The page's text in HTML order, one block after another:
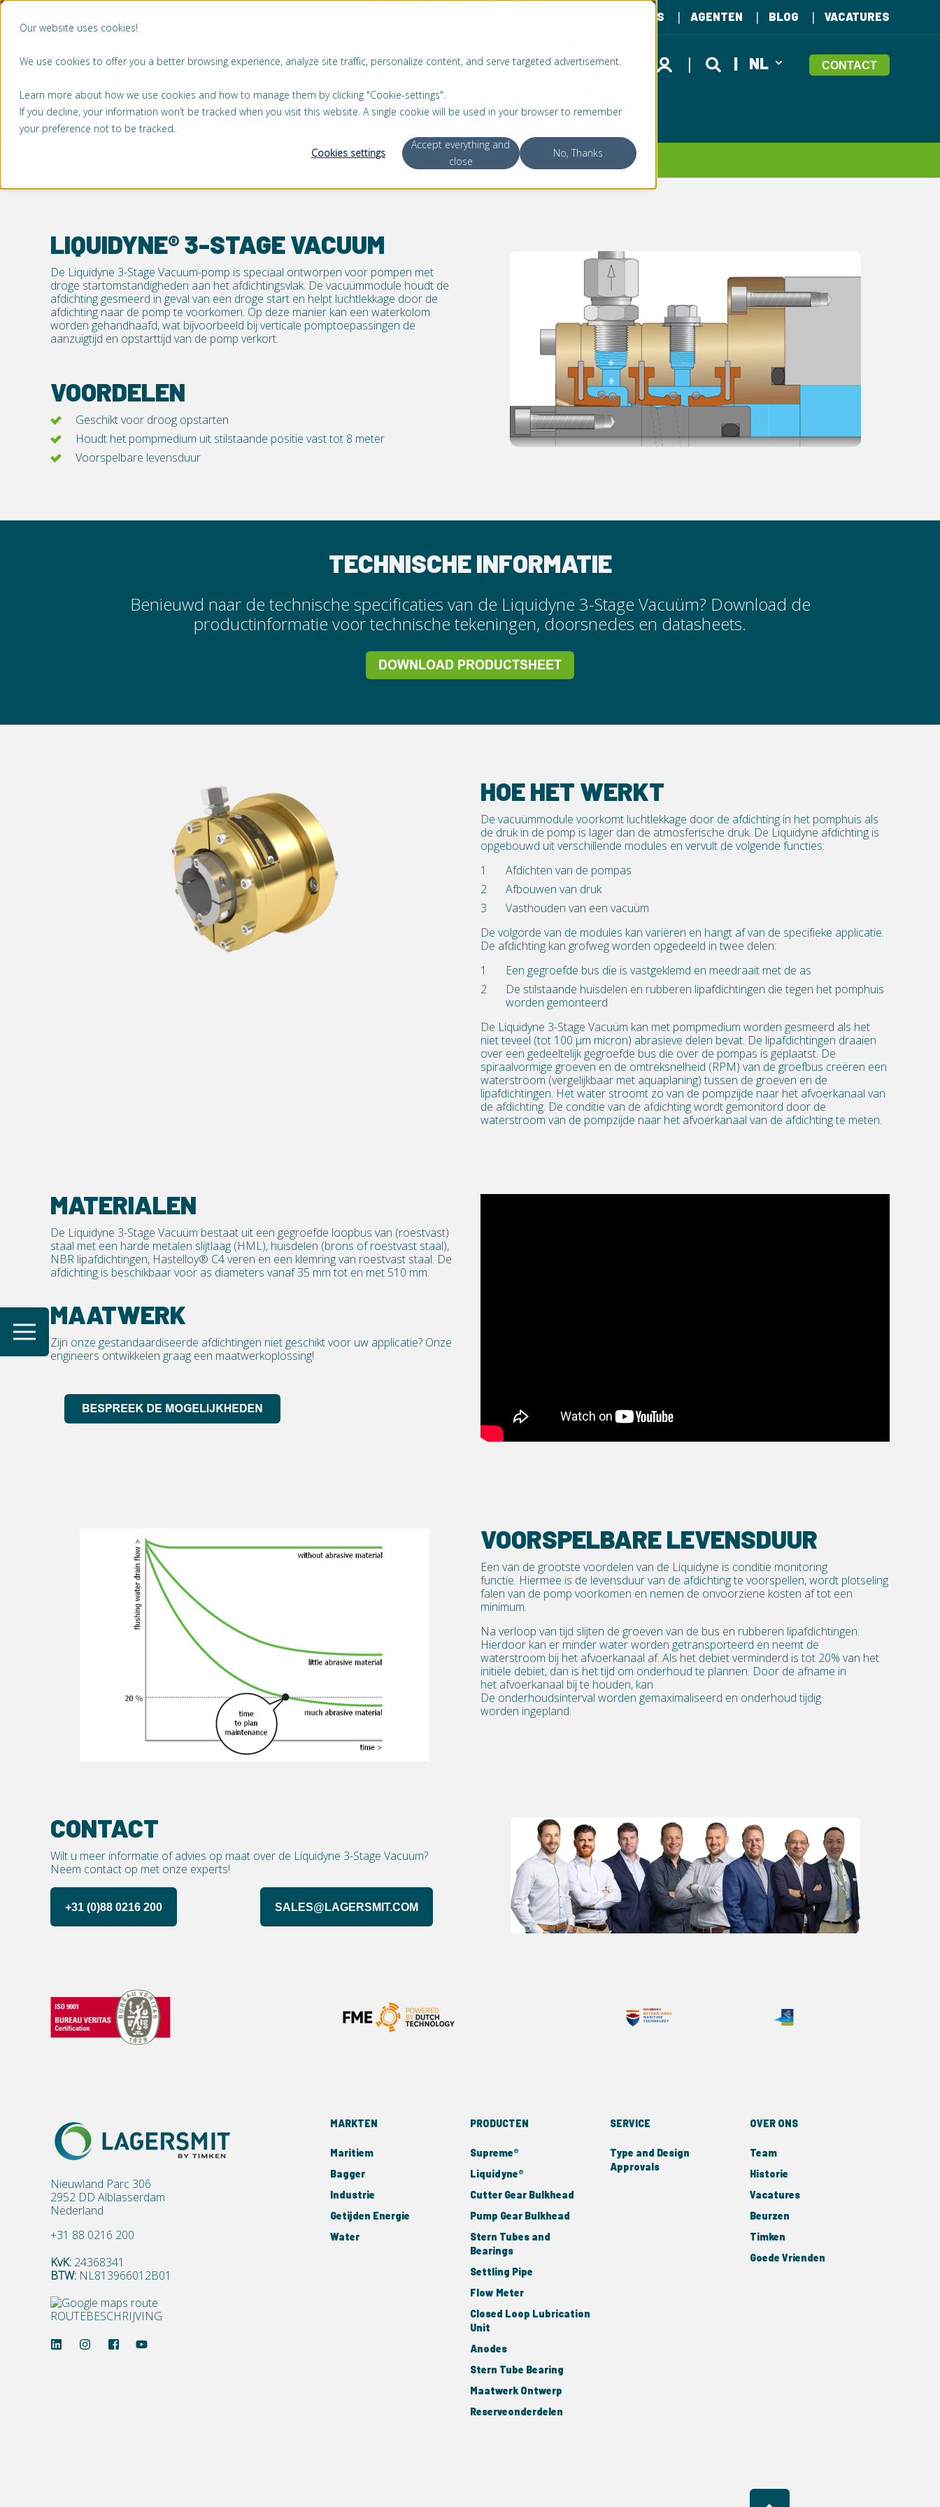
Our website uses cookies!
We use cookies to offer you a better browsing experience, analyze site traffic, personalize content, and serve targeted advertisement.
Learn more about how we use cookies and how to manage them by clicking "Cookie-settings".
If you decline, your information won’t be tracked when you visit this website. A single cookie will be used in your browser to remember
your preference not to be tracked.
Cookies settings
Accept everything and
close
No, Thanks
REFERENTIES AGENTEN BLOG VACATURES
MARKTEN OPLOSSINGEN PRODUCTEN SERVICE OVER ONS NL CONTACT
LIQUIDYNE® 3-STAGE VACUUM
Liquidyne® 3-Stage Vacuum
LIQUIDYNE® 3-STAGE VACUUM
De Liquidyne 3-Stage Vacuum-pomp is speciaal ontworpen voor pompen met
droge startomstandigheden aan het afdichtingsvlak. De vacuümmodule houdt de
afdichting gesmeerd in geval van een droge start en helpt luchtlekkage door de
afdichting naar de pomp te voorkomen. Op deze manier kan een waterkolom
worden gehandhaafd, wat bijvoorbeeld bij verticale pomptoepassingen de
aanzuigtijd en opstarttijd van de pomp verkort.
VOORDELEN
Geschikt voor droog opstarten
Houdt het pompmedium uit stilstaande positie vast tot 8 meter
Voorspelbare levensduur
TECHNISCHE INFORMATIE
Benieuwd naar de technische specificaties van de Liquidyne 3-Stage Vacuüm? Download de
productinformatie voor technische tekeningen, doorsnedes en datasheets.
HOE HET WERKT
De vacuümmodule voorkomt luchtlekkage door de afdichting in het pomphuis als
de druk in de pomp is lager dan de atmosferische druk. De Liquidyne afdichting is
opgebouwd uit verschillende modules en vervult de volgende functies:
Afdichten van de pompas
Afbouwen van druk
Vasthouden van een vacuüm
De volgorde van de modules kan variëren en hangt af van de specifieke applicatie.
De afdichting kan grofweg worden opgedeeld in twee delen:
Een gegroefde bus die is vastgeklemd en meedraait met de as
De stilstaande huisdelen en rubberen lipafdichtingen die tegen het pomphuis
worden gemonteerd
De Liquidyne 3-Stage Vacuüm kan met pompmedium worden gesmeerd als het
niet teveel (tot 100 µm micron) abrasieve delen bevat. De lipafdichtingen draaien
over een gedeeltelijk gegroefde bus die over de pompas is geplaatst. De
spiraalvormige groeven en de omtreksnelheid (RPM) van de groefbus creëren een
waterstroom (vergelijkbaar met aquaplaning) tussen de groeven en de
lipafdichtingen. Het water stroomt zo van de pompzijde naar het afvoerkanaal van
de afdichting. De conditie van de afdichting wordt gemonitord door de
waterstroom van de pompzijde naar het afvoerkanaal van de afdichting te meten.
MATERIALEN
De Liquidyne 3-Stage Vacuüm bestaat uit een gegroefde loopbus van (roestvast)
staal met een harde metalen slijtlaag (HML), huisdelen (brons of roestvast staal),
NBR lipafdichtingen, Hastelloy® C4 veren en een klemring van roestvast staal. De
afdichting is beschikbaar voor as diameters vanaf 35 mm tot en met 510 mm.
MAATWERK
Zijn onze gestandaardiseerde afdichtingen niet geschikt voor uw applicatie? Onze
engineers ontwikkelen graag een maatwerkoplossing!
VOORSPELBARE LEVENSDUUR
Een van de grootste voordelen van de Liquidyne is conditie monitoring
functie. Hiermee is de levensduur van de afdichting te voorspellen,wordt plotseling
falen van de pomp voorkomen en nemen de onvoorziene kosten af tot een
minimum.
Na verloop van tijd slijten de groeven van de bus en rubberen lipafdichtingen.
Hierdoor kan er minder water worden getransporteerd en neemt de
waterstroom bij het afvoerkanaal af. Als het debiet verminderd is tot 20% van het
initiële debiet, dan is het tijd om onderhoud te plannen. Door de afname in
het afvoerkanaal bij te houden, kan
De onderhoudsintervalworden gemaximaliseerd en onderhoud tijdig
worden ingepland.
CONTACT
Wilt u meer informatie of advies op maat over de Liquidyne 3-Stage Vacuüm?
Neem contact op met onze experts!
+31 (0)88 0216 200 SALES@LAGERSMIT.COM
Nieuwland Parc 306
2952 DD Alblasserdam
Nederland
+31 88 0216 200
KvK: 24368341
BTW: NL813966012B01
ROUTEBESCHRIJVING
MARKTEN
Maritiem
Bagger
Industrie
Getijden Energie
Water
PRODUCTEN
Supreme®
Liquidyne®
Cutter Gear Bulkhead
Pump Gear Bulkhead
Stern Tubes and
Bearings
Settling Pipe
Flow Meter
Closed Loop Lubrication
Unit
Anodes
Stern Tube Bearing
Maatwerk Ontwerp
Reserveonderdelen
SERVICE
Type and Design
Approvals
OVER ONS
Team
Historie
Vacatures
Beurzen
Timken
Goede Vrienden